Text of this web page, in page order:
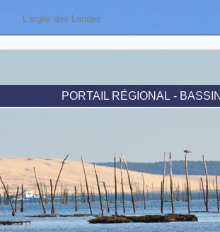
L'argile des Landes
-
PORTAIL RÉGIONAL